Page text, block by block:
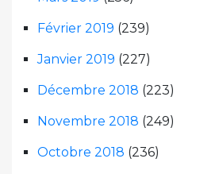
Février 2019 (239)
Janvier 2019 (227)
Décembre 2018 (223)
Novembre 2018 (249)
Octobre 2018 (236)